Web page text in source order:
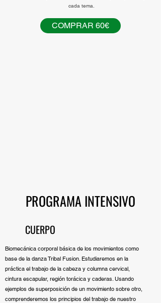
cada tema.
COMPRAR 60€
PROGRAMA INTENSIVO
CUERPO
Biomecánica corporal básica de los movimientos como
base de la danza Tribal Fusion. Estudiaremos en la
práctica el trabajo de la cabeza y columna cervical,
cintura escapular, región torácica y caderas. Usando
ejemplos de superposición de un movimiento sobre otro,
comprenderemos los principios del trabajo de nuestro